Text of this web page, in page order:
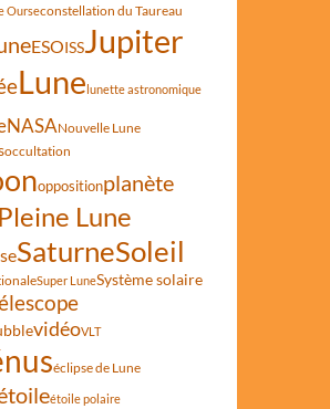
Ourseconstellation du Taureau
ESOISSJupiter
Lunelunette astronomique
NASANouvelle Lune
occultation
oppositionplanète
Pleine Lune
SaturneSoleil
Super LuneSystème solaire
vidéoVLT
éclipse de Lune
étoile polaire